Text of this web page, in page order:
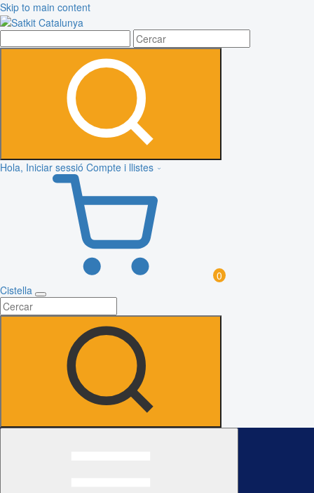
Skip to main content
Hola, Iniciar sessió Compte i llistes
0
Cistella